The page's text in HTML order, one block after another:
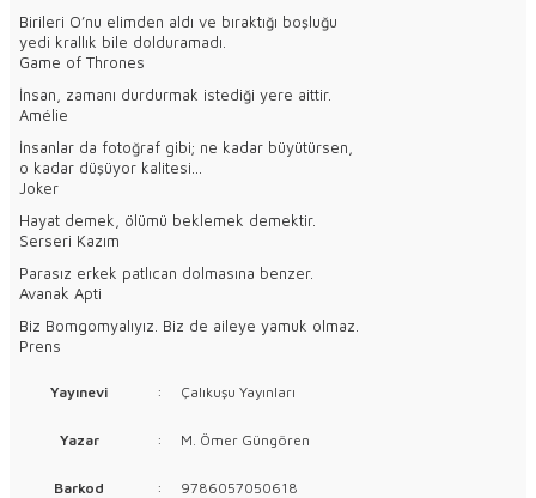
Birileri O’nu elimden aldı ve bıraktığı boşluğu
yedi krallık bile dolduramadı.
Game of Thrones
İnsan, zamanı durdurmak istediği yere aittir.
Amélie
İnsanlar da fotoğraf gibi; ne kadar büyütürsen,
o kadar düşüyor kalitesi…
Joker
Hayat demek, ölümü beklemek demektir.
Serseri Kazım
Parasız erkek patlıcan dolmasına benzer.
Avanak Apti
Biz Bomgomyalıyız. Biz de aileye yamuk olmaz.
Prens
Yayınevi : Çalıkuşu Yayınları
Yazar : M. Ömer Güngören
Barkod : 9786057050618